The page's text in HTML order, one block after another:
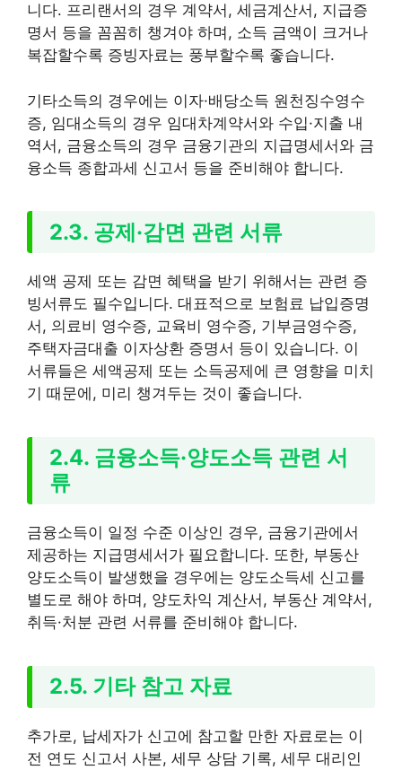
니다. 프리랜서의 경우 계약서, 세금계산서, 지급증
명서 등을 꼼꼼히 챙겨야 하며, 소득 금액이 크거나
복잡할수록 증빙자료는 풍부할수록 좋습니다.
기타소득의 경우에는 이자·배당소득 원천징수영수
증, 임대소득의 경우 임대차계약서와 수입·지출 내
역서, 금융소득의 경우 금융기관의 지급명세서와 금
융소득 종합과세 신고서 등을 준비해야 합니다.
2.3. 공제·감면 관련 서류
세액 공제 또는 감면 혜택을 받기 위해서는 관련 증
빙서류도 필수입니다. 대표적으로 보험료 납입증명
서, 의료비 영수증, 교육비 영수증, 기부금영수증,
주택자금대출 이자상환 증명서 등이 있습니다. 이
서류들은 세액공제 또는 소득공제에 큰 영향을 미치
기 때문에, 미리 챙겨두는 것이 좋습니다.
2.4. 금융소득·양도소득 관련 서
류
금융소득이 일정 수준 이상인 경우, 금융기관에서
제공하는 지급명세서가 필요합니다. 또한, 부동산
양도소득이 발생했을 경우에는 양도소득세 신고를
별도로 해야 하며, 양도차익 계산서, 부동산 계약서,
취득·처분 관련 서류를 준비해야 합니다.
2.5. 기타 참고 자료
추가로, 납세자가 신고에 참고할 만한 자료로는 이
전 연도 신고서 사본, 세무 상담 기록, 세무 대리인